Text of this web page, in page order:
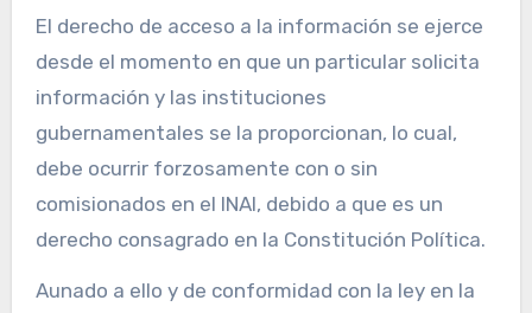
El derecho de acceso a la información se ejerce
desde el momento en que un particular solicita
información y las instituciones
gubernamentales se la proporcionan, lo cual,
debe ocurrir forzosamente con o sin
comisionados en el INAI, debido a que es un
derecho consagrado en la Constitución Política.
Aunado a ello y de conformidad con la ley en la